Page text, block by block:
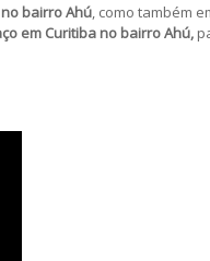
bairro Ahú, como também
em Curitiba no bairro Ahú,